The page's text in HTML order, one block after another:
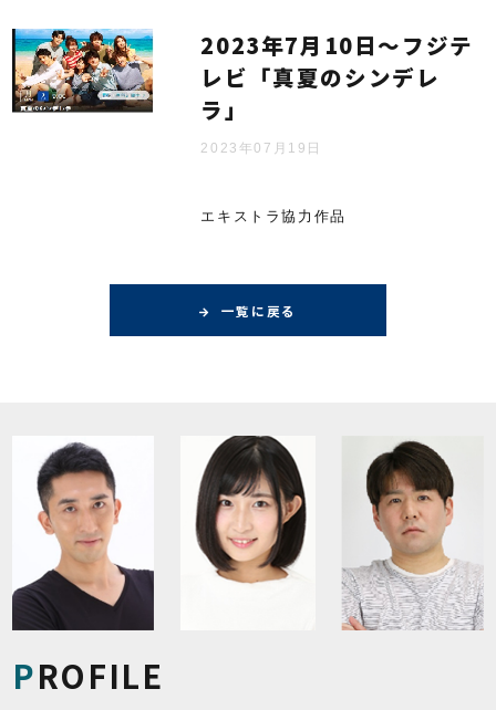
2023年7月10日～フジテ
レビ「真夏のシンデレ
ラ」
2023年07月19日
エキストラ協力作品
一覧に戻る
PROFILE